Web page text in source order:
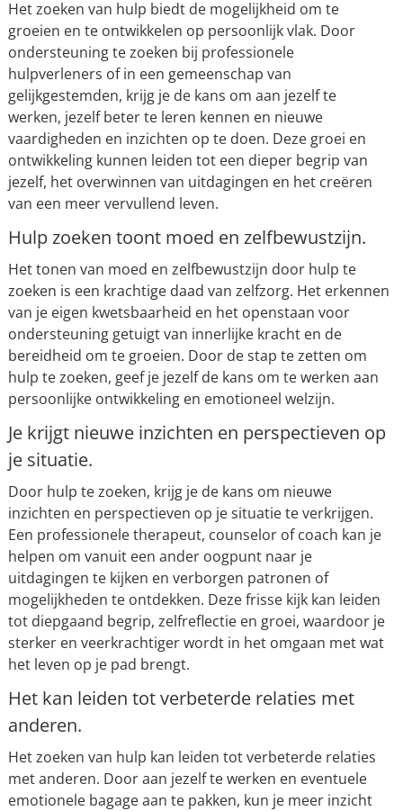
Het zoeken van hulp biedt de mogelijkheid om te
groeien en te ontwikkelen op persoonlijk vlak. Door
ondersteuning te zoeken bij professionele
hulpverleners of in een gemeenschap van
gelijkgestemden, krijg je de kans om aan jezelf te
werken, jezelf beter te leren kennen en nieuwe
vaardigheden en inzichten op te doen. Deze groei en
ontwikkeling kunnen leiden tot een dieper begrip van
jezelf, het overwinnen van uitdagingen en het creëren
van een meer vervullend leven.
Hulp zoeken toont moed en zelfbewustzijn.
Het tonen van moed en zelfbewustzijn door hulp te
zoeken is een krachtige daad van zelfzorg. Het erkennen
van je eigen kwetsbaarheid en het openstaan voor
ondersteuning getuigt van innerlijke kracht en de
bereidheid om te groeien. Door de stap te zetten om
hulp te zoeken, geef je jezelf de kans om te werken aan
persoonlijke ontwikkeling en emotioneel welzijn.
Je krijgt nieuwe inzichten en perspectieven op
je situatie.
Door hulp te zoeken, krijg je de kans om nieuwe
inzichten en perspectieven op je situatie te verkrijgen.
Een professionele therapeut, counselor of coach kan je
helpen om vanuit een ander oogpunt naar je
uitdagingen te kijken en verborgen patronen of
mogelijkheden te ontdekken. Deze frisse kijk kan leiden
tot diepgaand begrip, zelfreflectie en groei, waardoor je
sterker en veerkrachtiger wordt in het omgaan met wat
het leven op je pad brengt.
Het kan leiden tot verbeterde relaties met
anderen.
Het zoeken van hulp kan leiden tot verbeterde relaties
met anderen. Door aan jezelf te werken en eventuele
emotionele bagage aan te pakken, kun je meer inzicht